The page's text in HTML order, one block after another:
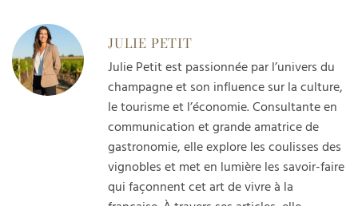
JULIE PETIT
Julie Petit est passionnée par l’univers du
champagne et son influence sur la culture,
le tourisme et l’économie. Consultante en
communication et grande amatrice de
gastronomie, elle explore les coulisses des
vignobles et met en lumière les savoir-faire
qui façonnent cet art de vivre à la